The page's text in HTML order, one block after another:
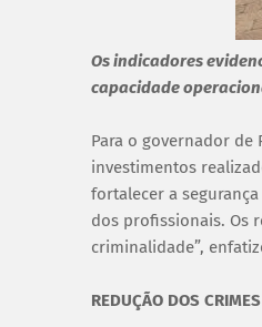
Os indicadores
capacidade
Para o governador de
investimentos
fortalecer a
dos profissionais. Os
criminalidade”,
REDUÇÃO DOS CRIMES